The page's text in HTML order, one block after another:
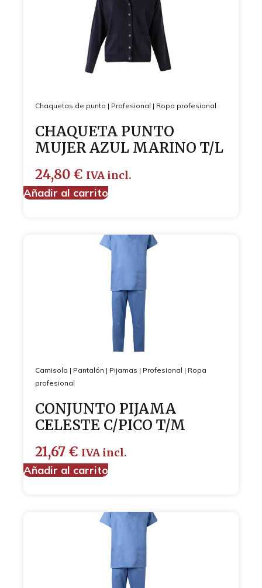
Chaquetas de punto | Profesional | Ropa profesional
CHAQUETA PUNTO
MUJER AZUL MARINO T/L
24,80 € IVA incl.
Añadir al carrito
Camisola | Pantalón | Pijamas | Profesional | Ropa
profesional
CONJUNTO PIJAMA
CELESTE C/PICO T/M
21,67 € IVA incl.
Añadir al carrito